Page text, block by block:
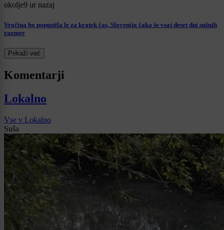
okolje9 ur nazaj
Vročina bo popustila le za kratek čas, Slovenijo čaka še vsaj deset dni sušnih
razmer
Prikaži več
Komentarji
Lokalno
Vse v Lokalno
Suša